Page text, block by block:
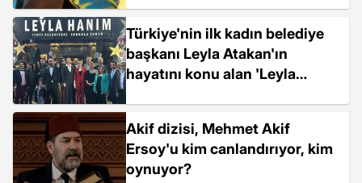
Türkiye'nin ilk kadın belediye
başkanı Leyla Atakan'ın
hayatını konu alan 'Leyla
Akif dizisi, Mehmet Akif
Ersoy'u kim canlandırıyor, kim
oynuyor?